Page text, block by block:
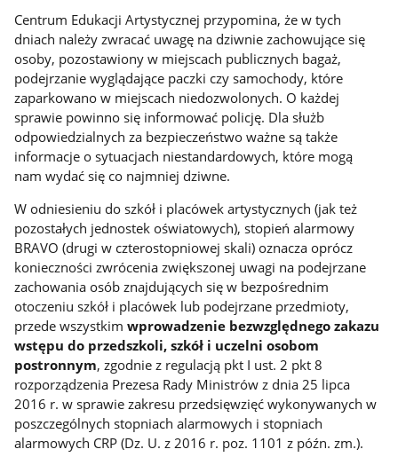
Centrum Edukacji Artystycznej przypomina, że w tych
dniach należy zwracać uwagę na dziwnie zachowujące się
osoby, pozostawiony w miejscach publicznych bagaż,
podejrzanie wyglądające paczki czy samochody, które
zaparkowano w miejscach niedozwolonych. O każdej
sprawie powinno się informować policję. Dla służb
odpowiedzialnych za bezpieczeństwo ważne są także
informacje o sytuacjach niestandardowych, które mogą
nam wydać się co najmniej dziwne.
W odniesieniu do szkół i placówek artystycznych (jak też
pozostałych jednostek oświatowych), stopień alarmowy
BRAVO (drugi w czterostopniowej skali) oznacza oprócz
konieczności zwrócenia zwiększonej uwagi na podejrzane
zachowania osób znajdujących się w bezpośrednim
otoczeniu szkół i placówek lub podejrzane przedmioty,
przede wszystkimwprowadzenie bezwzględnego zakazu
wstępu do przedszkoli, szkół i uczelni osobom
postronnym, zgodnie z regulacją pkt I ust. 2 pkt 8
rozporządzenia Prezesa Rady Ministrów z dnia 25 lipca
2016 r. w sprawie zakresu przedsięwzięć wykonywanych w
poszczególnych stopniach alarmowych i stopniach
alarmowych CRP (Dz. U. z 2016 r. poz. 1101 z późn. zm.).